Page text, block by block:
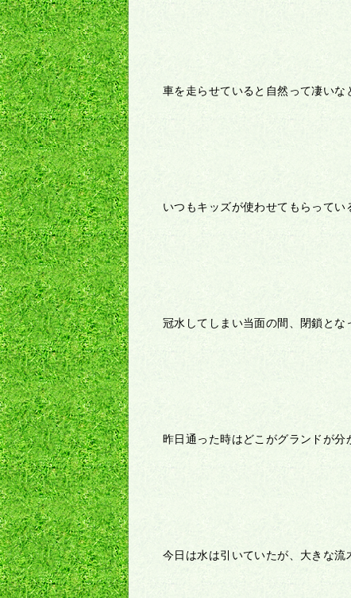
車を走らせていると自然って凄いな
いつもキッズが使わせてもらってい
冠水してしまい当面の間、閉鎖とな
昨日通った時はどこがグランドが分
今日は水は引いていたが、大きな